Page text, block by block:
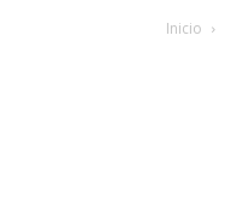
Inicio